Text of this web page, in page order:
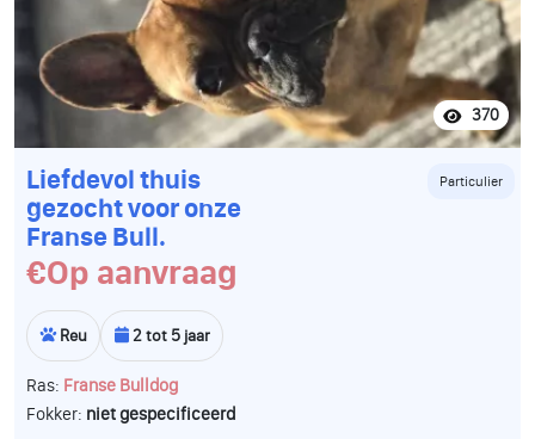
370
Liefdevol thuis
gezocht voor onze
Franse Bull.
Particulier
€Op aanvraag
Reu 2 tot 5 jaar
Ras: Franse Bulldog
Fokker: niet gespecificeerd